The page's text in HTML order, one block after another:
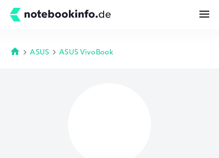
Startseite
ASUS ASUS VivoBook